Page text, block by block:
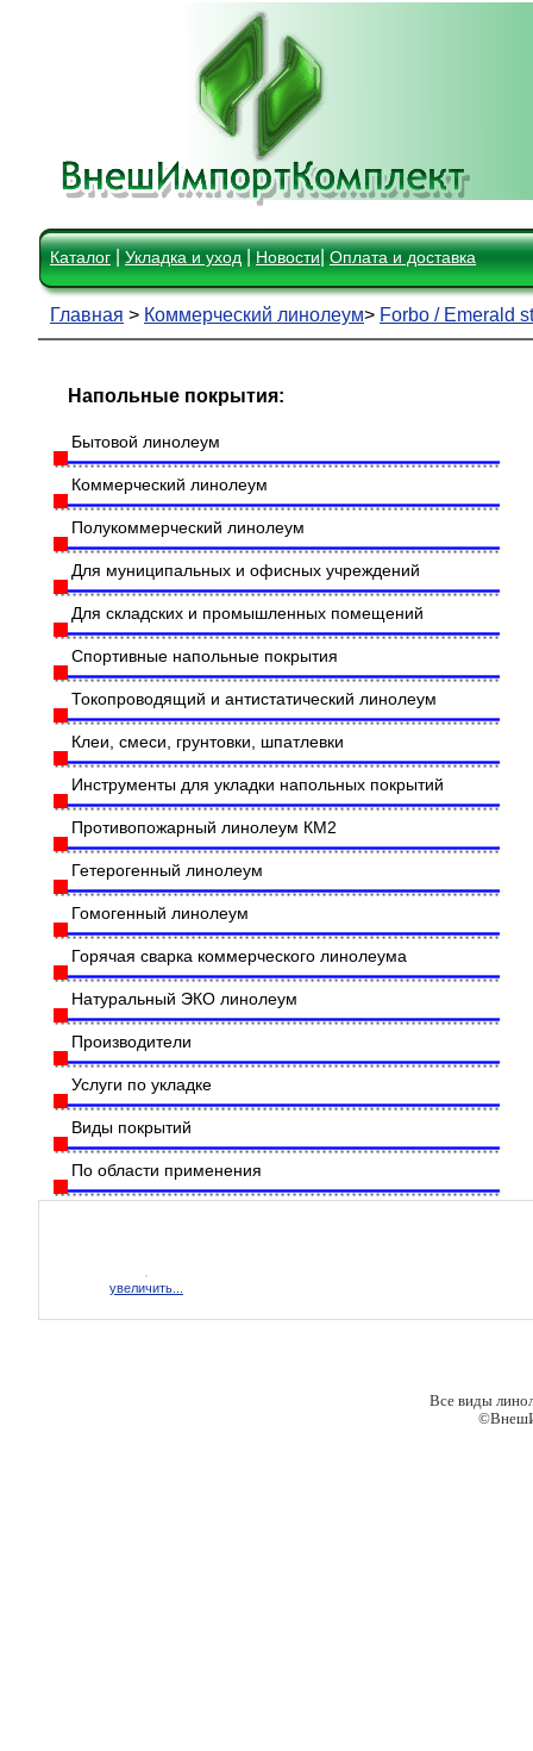
Каталог Укладка и уход Новости Оплата и доставка
Главная > Коммерческий линолеум> Forbo / Emerald
Напольные покрытия:
Бытовой линолеум
Коммерческий линолеум
Полукоммерческий линолеум
Для муниципальных и офисных учреждений
Для складских и промышленных помещений
Спортивные напольные покрытия
Токопроводящий и антистатический линолеум
Клеи, смеси, грунтовки, шпатлевки
Инструменты для укладки напольных покрытий
Противопожарный линолеум КМ2
Гетерогенный линолеум
Гомогенный линолеум
Горячая сварка коммерческого линолеума
Натуральный ЭКО линолеум
Производители
Услуги по укладке
Виды покрытий
По области применения
увеличить...
Все виды